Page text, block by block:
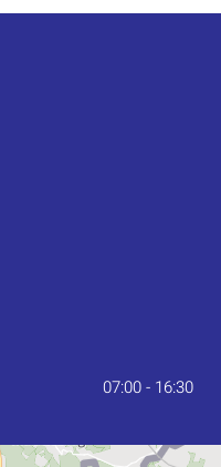
07:00 - 16:30